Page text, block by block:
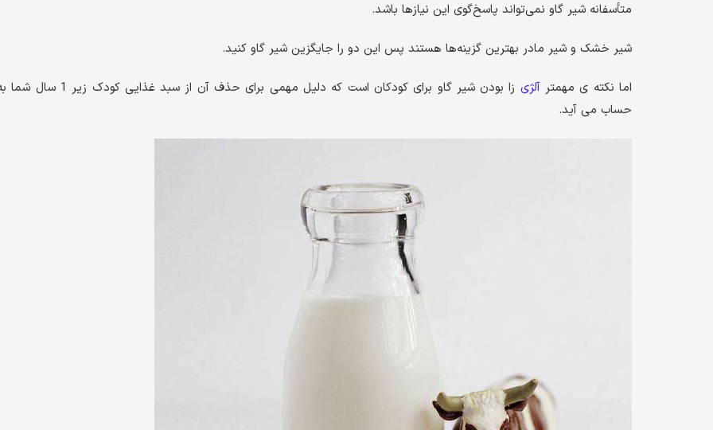
متأسفانه شیر گاو نمی‌تواند پاسخ‌گوی این نیازها باشد.
شیر خشک و شیر مادر بهترین گزینه‌ها هستند پس این دو را جایگزین شیر گاو کنید.
اما نکته ی مهمترآلژی
زا بودن شیر گاو برای کودکان است که دلیل مهمی برای حذف آن از سبد غذایی کودک زیر 1
حساب می آید.